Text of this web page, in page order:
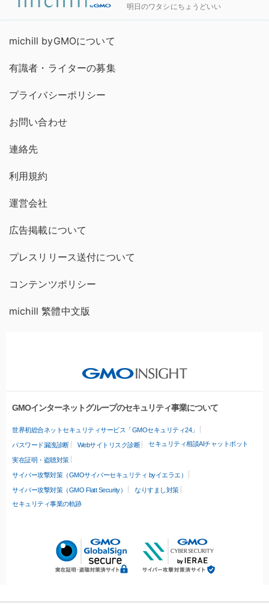
明日のワタシにちょうどいい
michill byGMOについて
有識者・ライターの募集
プライバシーポリシー
お問い合わせ
連絡先
利用規約
運営会社
広告掲載について
プレスリリース送付について
コンテンツポリシー
michill 繁體中文版
GMOインターネットグループのセキュリティ事業について
世界初総合ネットセキュリティサービス「GMOセキュリティ24」
パスワード漏洩診断 Webサイトリスク診断 セキュリティ相談AIチャットボット
実在証明・盗聴対策
サイバー攻撃対策（GMOサイバーセキュリティ byイエラエ）
サイバー攻撃対策（GMO Flatt Security）
なりすまし対策
セキュリティ事業の軌跡